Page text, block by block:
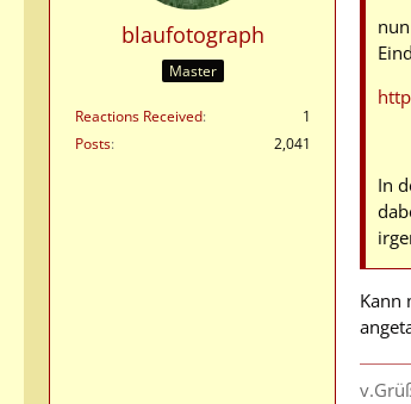
blaufotograph
Master
Reactions Received
1
Posts
2,041
In
Kann